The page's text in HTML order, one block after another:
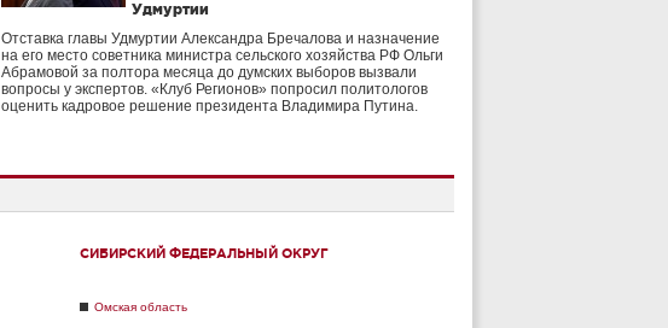
Удмуртии
Отставка главы Удмуртии Александра Бречалова и назначение
на его место советника министра сельского хозяйства РФ Ольги
Абрамовой за полтора месяца до думских выборов вызвали
вопросы у экспертов. «Клуб Регионов» попросил политологов
оценить кадровое решение президента Владимира Путина.
СИБИРСКИЙ ФЕДЕРАЛЬНЫЙ ОКРУГ
Омская область